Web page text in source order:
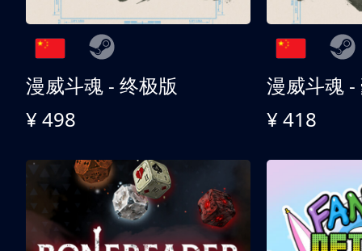
漫威斗魂 - 终极版
¥ 498
漫威斗魂 -
¥ 418